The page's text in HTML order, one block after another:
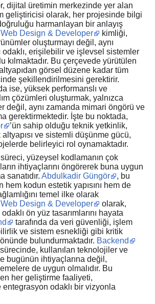
dijital üretimin merkezinde yer alan
geliştiricisi olarak, her projesinde bilgi
harmanlayan bir anlayış
Web Design & Developer
kimliği,
oluşturmayı değil, aynı
odaklı, erişilebilir ve işlevsel sistemler
kılmaktadır. Bu çerçevede yürütülen
görsel düzene kadar tüm
şekillendirilmesini gerektirir.
ise, yüksek performanslı ve
çözümleri oluşturmak, yalnızca
değil, aynı zamanda mimari öngörü ve
gerektirmektedir. İşte bu noktada,
’ün sahip olduğu teknik yetkinlik,
ve sistemli düşünme gücü,
belirleyici rol oynamaktadır.
süreci, yüzeysel kodlamanın çok
ihtiyaçlarını öngörerek buna uygun
sanatıdır. Abdulkadir Güngör
, bu
hem kodun estetik yapısını hem de
temel ilke olarak
Web Design & Developer
olarak,
ön yüz tasarımlarını hayata
tarafında da veri güvenliği, işlem
ve sistem esnekliği gibi kritik
bulundurmaktadır. Backend
kullanılan teknolojiler ve
bugünün ihtiyaçlarına değil,
de uygun olmalıdır. Bu
her geliştirme faaliyeti,
odaklı bir vizyonla